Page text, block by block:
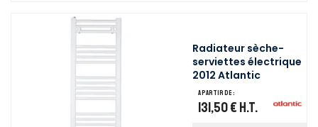
Radiateur sèche-
serviettes électrique
2012 Atlantic
A partir de :
131,50 € H.T.